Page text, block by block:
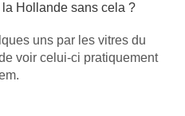
Hollande sans cela ?
uns par les vitres du
voir celui-ci pratiquement